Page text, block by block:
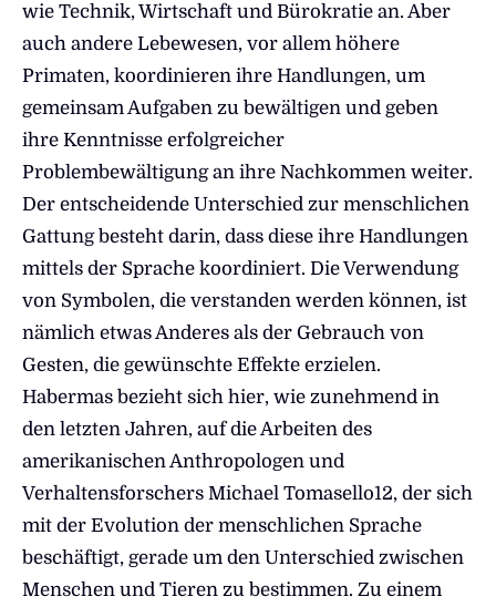
wie Technik, Wirtschaft und Bürokratie an. Aber
auch andere Lebewesen, vor allem höhere
Primaten, koordinieren ihre Handlungen, um
gemeinsam Aufgaben zu bewältigen und geben
ihre Kenntnisse erfolgreicher
Problembewältigung an ihre Nachkommen weiter.
Der entscheidende Unterschied zur menschlichen
Gattung besteht darin, dass diese ihre Handlungen
mittels der Sprache koordiniert. Die Verwendung
von Symbolen, die verstanden werden können, ist
nämlich etwas Anderes als der Gebrauch von
Gesten, die gewünschte Effekte erzielen.
Habermas bezieht sich hier, wie zunehmend in
den letzten Jahren, auf die Arbeiten des
amerikanischen Anthropologen und
Verhaltensforschers Michael Tomasello12, der sich
mit der Evolution der menschlichen Sprache
beschäftigt, gerade um den Unterschied zwischen
Menschen und Tieren zu bestimmen. Zu einem